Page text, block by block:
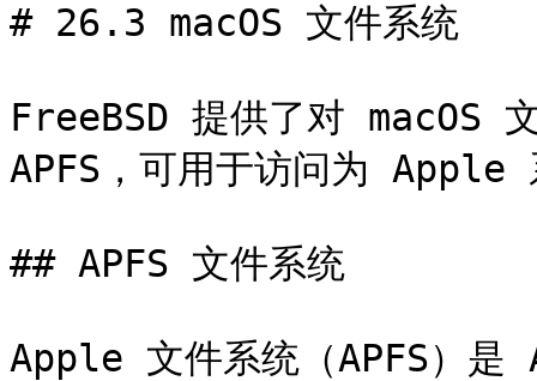
# 26.3 macOS 文件系统
FreeBSD 提供了对 macOS
APFS，可用于访问为 Apple
## APFS 文件系统
Apple 文件系统（APFS）是